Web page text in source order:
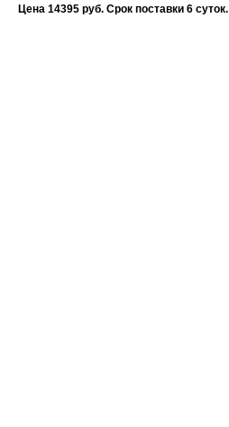
Цена 14395 руб. Срок поставки 6 суток.